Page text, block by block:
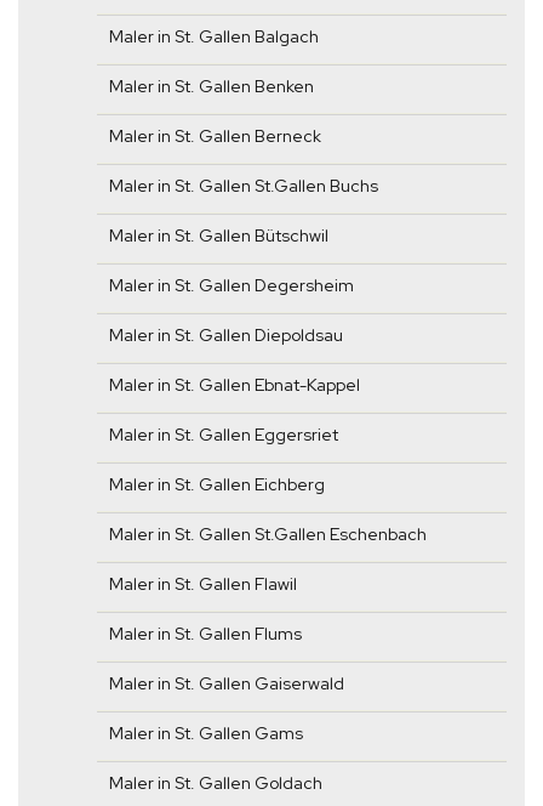
Maler in St. Gallen Balgach
Maler in St. Gallen Benken
Maler in St. Gallen Berneck
Maler in St. Gallen St.Gallen Buchs
Maler in St. Gallen Bütschwil
Maler in St. Gallen Degersheim
Maler in St. Gallen Diepoldsau
Maler in St. Gallen Ebnat-Kappel
Maler in St. Gallen Eggersriet
Maler in St. Gallen Eichberg
Maler in St. Gallen St.Gallen Eschenbach
Maler in St. Gallen Flawil
Maler in St. Gallen Flums
Maler in St. Gallen Gaiserwald
Maler in St. Gallen Gams
Maler in St. Gallen Goldach